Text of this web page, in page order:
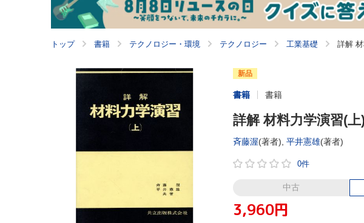
トップ 書籍 テクノロジー・環境 テクノロジー 工業基礎 詳解
新品
書籍 書籍
詳解 材料力学演習(上
斉藤渥(著者), 平井憲雄(著者)
0件
中古
3,960円